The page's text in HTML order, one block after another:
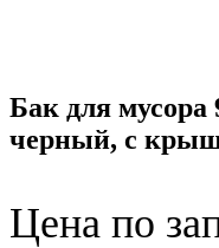
Бак для мусора
черный, с
Цена по